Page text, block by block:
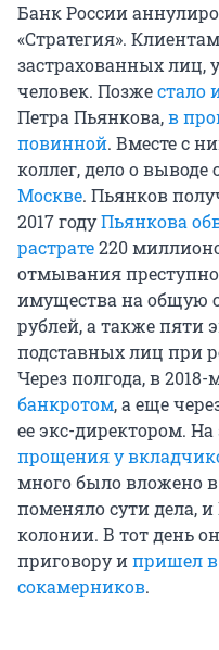
Банк России
«Стратегия».
застрахованных лиц,
человек. Позжестало
Петра Пьянкова,в
повинной. Вместе с
коллег, дело о выводе
Москве. Пьянков
2017 годуПьянкова
растрате220
отмывания
имущества на общую
рублей, а также пяти
подставных лиц при
Через полгода, в 2018-
банкротом, а еще
ее экс-директором. На
прощения у
много было вложено в
поменяло сути дела,
колонии. В тот день
приговору ипришел в
сокамерников.